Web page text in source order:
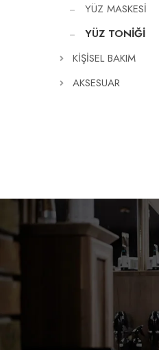
YÜZ MASKESİ
YÜZ TONİĞİ
KİŞİSEL BAKIM
AKSESUAR